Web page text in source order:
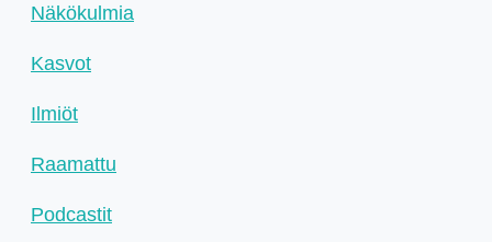
Näkökulmia
Kasvot
Ilmiöt
Raamattu
Podcastit